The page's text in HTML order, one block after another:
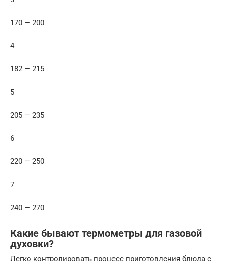
170 — 200
4
182 — 215
5
205 — 235
6
220 — 250
7
240 — 270
Какие бывают термометры для газовой
духовки?
Легко контролировать процесс приготовления блюда с